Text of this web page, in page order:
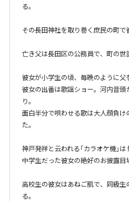
る。
その長田神社を取り巻く庶民の町で
亡き父は長田区の公務員で、町の世
彼女が小学生の頃、毎晩のように父
彼女の出番は歌謡ショー。河内音
り。
面白半分で唄わせる歌は大人顔負
た。
神戸発祥と云われる「カラオケ機｣は
中学生だった彼女の絶好のお披露目
高校生の彼女はあねご肌で、同級
る。